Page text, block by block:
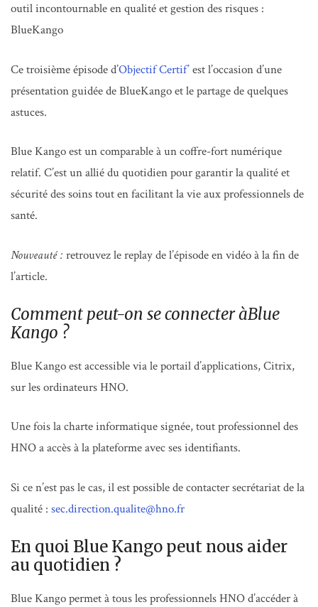
outil incontournable en qualité et gestion des risques :
BlueKango
Ce troisième épisode d’Objectif Certif’est l’occasion d’une
présentation guidée de BlueKango et le partage de quelques
astuces.
Blue Kango est un comparable à un coffre-fort numérique
relatif. C’est un allié du quotidien pour garantir la qualité et
sécurité des soins tout en facilitant la vie aux professionnels de
santé.
Nouveauté : retrouvez le replay de l’épisode en vidéo à la fin de
l’article.
Comment peut-on se connecter àBlue
Kango ?
Blue Kango est accessible via le portail d’applications, Citrix,
sur les ordinateurs HNO.
Une fois la charte informatique signée, tout professionnel des
HNO a accès à la plateforme avec ses identifiants.
Si ce n’est pas le cas, il est possible de contacter secrétariat de la
qualité : sec.direction.qualite@hno.fr
En quoi Blue Kango peut nous aider
au quotidien ?
Blue Kango permet à tous les professionnels HNO d’accéder à